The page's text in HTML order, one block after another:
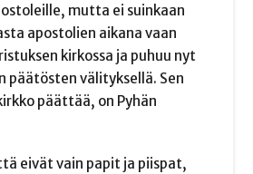
mutta ei suinkaan
apostolien aikana vaan
kirkossa ja puhuu nyt
päätösten välityksellä. Sen
päättää, on Pyhän
eivät vain papit ja piispat,